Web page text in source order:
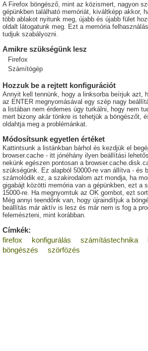
A Firefox böngésző, mint az közismert, nagyon
gépünkben található memóriát, kiváltképp akkor,
több ablakot nyitunk meg, újabb és újabb fület
oldalt látogatunk meg. Ezt a memória
tudjuk szabályozni.
Amikre szükségünk lesz
Firefox
Számítógép
Hozzuk be a rejtett konfigurációt
Annyit kell tennünk, hogy a linksorba beírjuk azt,
az ENTER megnyomásával egy szép nagy
a listában nem érdemes úgy turkálni, hogy nem
mert bizony akár tönkre is tehetjük a böngészőt,
oldahtja meg a problémánkat.
Módosítsunk egyetlen értéket
Kattintsunk a listánkban bárhol és kezdjük el
browser.cache - itt jónéhány ilyen beállítási
nekünk egészen pontosan a
szükségünk. Ez alapból 50000-re van állítva - és
számolódik ez, a szakirodalom azt mondja, ha
gigabájt közötti memória van a gépünkben, ezt a
15000-re. Ha megnyomtuk az OK gombot, ezt
Még annyi teendőnk van, hogy újraindítjuk a
beállítás már aktív is lesz és már nem is fog a
felemészteni, mint korábban.
Címkék:
firefox
konfigurálás számítástechnika
böngészés
szörfözés